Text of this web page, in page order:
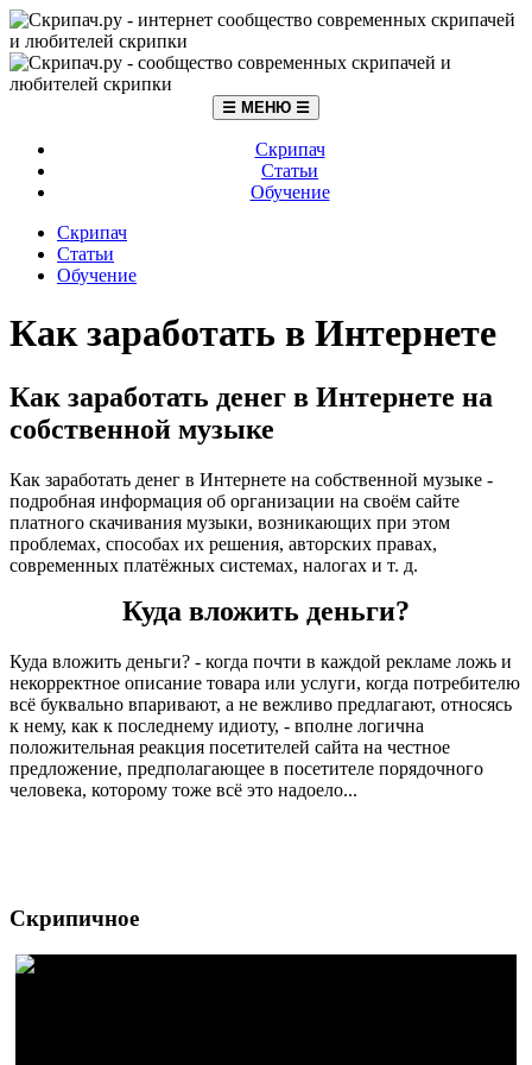
☰ МЕНЮ ☰
Скрипач
Статьи
Обучение
Скрипач
Статьи
Обучение
Как заработать в Интернете
Как заработать денег в Интернете на
собственной музыке
Как заработать денег в Интернете на собственной музыке -
подробная информация об организации на своём сайте
платного скачивания музыки, возникающих при этом
проблемах, способах их решения, авторских правах,
современных платёжных системах, налогах и т. д.
Куда вложить деньги?
Куда вложить деньги? - когда почти в каждой рекламе ложь и
некорректное описание товара или услуги, когда потребителю
всё буквально впаривают, а не вежливо предлагают, относясь
к нему, как к последнему идиоту, - вполне логична
положительная реакция посетителей сайта на честное
предложение, предполагающее в посетителе порядочного
человека, которому тоже всё это надоело...
Скрипичное